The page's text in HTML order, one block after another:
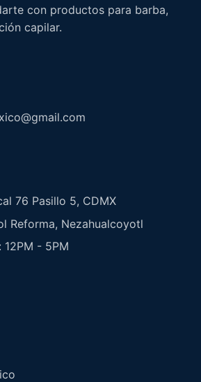
con productos para barba,
capilar.
76 Pasillo 5, CDMX
Reforma, Nezahualcoyotl
- 5PM